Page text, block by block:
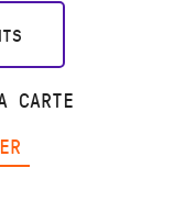
CARTE